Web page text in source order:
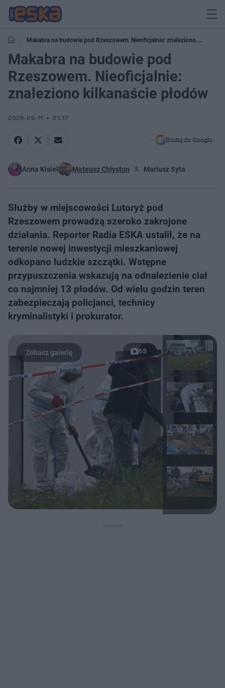
Makabra na budowie pod Rzeszowem. Nieoficjalnie: znaleziono
kilkanaście płodów
Makabra na budowie pod
Rzeszowem. Nieoficjalnie:
znaleziono kilkanaście płodów
2026-06-11 21:17
Dodaj do Google
Anna Kisiel Mateusz Chłystun Mariusz Syta
Służby w miejscowości Lutoryż pod
Rzeszowem prowadzą szeroko zakrojone
działania. Reporter Radia ESKA ustalił, że na
terenie nowej inwestycji mieszkaniowej
odkopano ludzkie szczątki. Wstępne
przypuszczenia wskazują na odnalezienie ciał
co najmniej 13 płodów. Od wielu godzin teren
zabezpieczają policjanci, technicy
kryminalistyki i prokurator.
65